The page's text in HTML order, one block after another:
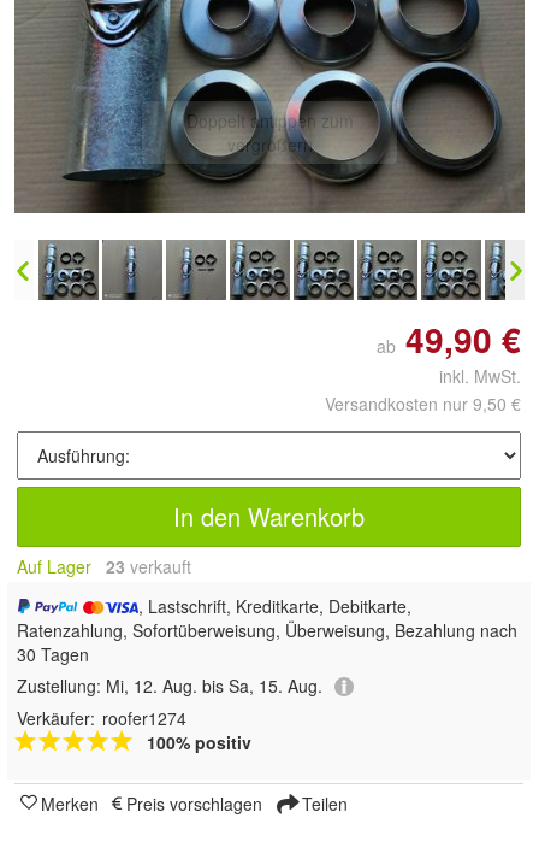
Doppelt antippen zum
vergrößern
ab 49,90 €
inkl. MwSt.
Versandkosten nur 9,50 €
In den Warenkorb
Auf Lager 23 verkauft
, Lastschrift, Kreditkarte, Debitkarte,
Ratenzahlung, Sofortüberweisung, Überweisung, Bezahlung nach
30 Tagen
Zustellung: Mi, 12. Aug. bis Sa, 15. Aug.
Verkäufer: roofer1274
100% positiv
Merken Preis vorschlagen Teilen